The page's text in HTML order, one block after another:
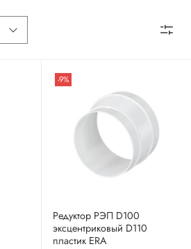
-9%
Редуктор РЭП D100
эксцентриковый D110
пластик ERA